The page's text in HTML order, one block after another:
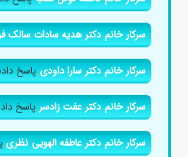
سرکار خانم دکتر هدیه سادات سالک
سرکار خانم دکتر سارا داودیپاسخ
سرکار خانم دکتر عفت زادسرپاسخ
سرکار خانم دکتر عاطفه الهویی نظری